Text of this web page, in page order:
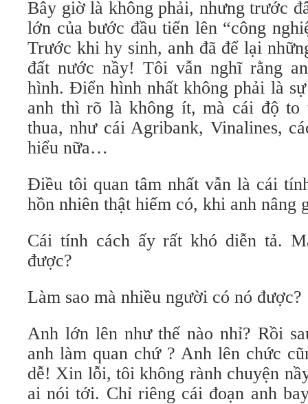
Bây giờ là không phải, nhưng trước
lớn của bước đầu tiến lên “công
Trước khi hy sinh, anh đã để lại
đất nước nầy! Tôi vẫn nghĩ rằng
hình. Điển hình nhất không phải là
anh thì rõ là không ít, mà cái độ to
thua, như cái Agribank, Vinalines,
hiểu nữa…
Điều tôi quan tâm nhất vẫn là cái
hồn nhiên thật hiếm có, khi anh nâng
Cái tính cách ấy rất khó diễn tả.
được?
Làm sao mà nhiều người có nó được?
Anh lớn lên như thế nào nhỉ? Rồi
anh làm quan chứ ? Anh lên chức
dễ! Xin lỗi, tôi không rành chuyện
ai nói tới. Chỉ riêng cái đoạn anh